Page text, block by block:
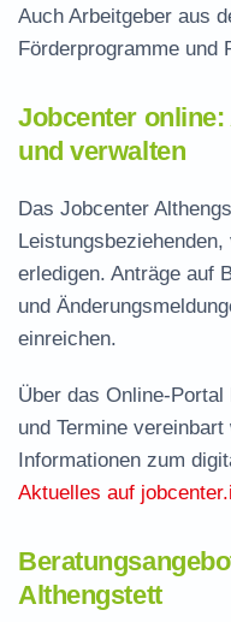
Auch Arbeitgeber aus
Förderprogramme und
Jobcenter
und verwalten
Das Jobcenter
erledigen. Anträge auf
und
einreichen.
Über das Online-
und Termine
Informationen zum
Aktuelles auf
Althengstett